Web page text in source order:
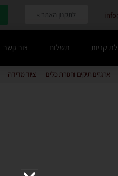
לתקנון האתר »
קניות תשלום צור קשר
ארגזים תיקים וחגורת כלים ציוד מדידה